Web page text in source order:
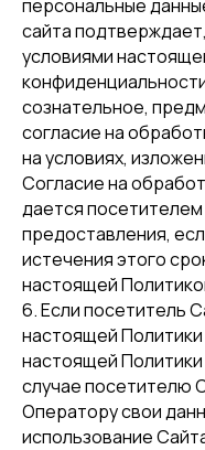
персональные
сайта
условиями
сознательное,
согласие на
на условиях,
Согласие на
дается посетителем
предоставления,
истечения этого
настоящей
6. Если посетитель
настоящей
настоящей
случае посетителю
Оператору свои
использование